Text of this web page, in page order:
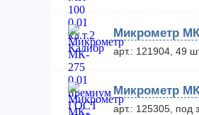
Микрометр
арт.: 121904, 49
Микрометр
арт.: 125305, под